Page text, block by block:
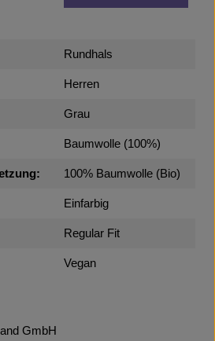
Rundhals
Herren
Grau
Baumwolle (100%)
100% Baumwolle (Bio)
Einfarbig
Regular Fit
Vegan
GmbH